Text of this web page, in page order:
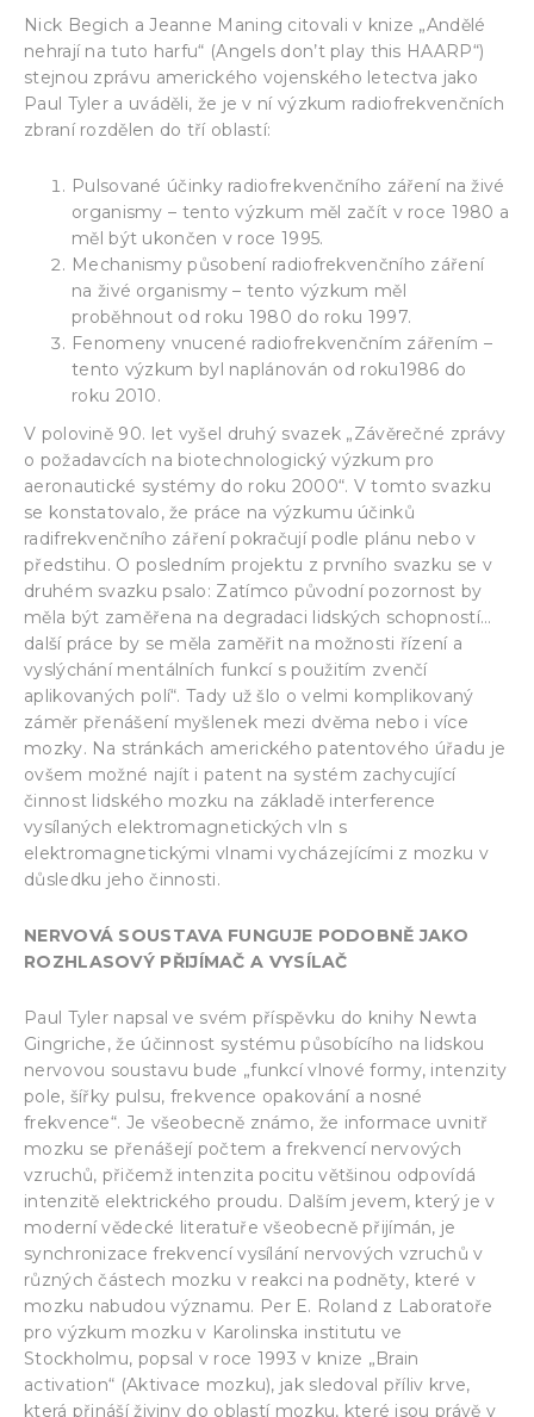
Nick Begich a Jeanne Maning citovali v knize „Andělé
nehrají na tuto harfu“ (Angels don’t play this HAARP“)
stejnou zprávu amerického vojenského letectva jako
Paul Tyler a uváděli, že je v ní výzkum radiofrekvenčních
zbraní rozdělen do tří oblastí:
Pulsované účinky radiofrekvenčního záření na živé
organismy – tento výzkum měl začít v roce 1980 a
měl být ukončen v roce 1995.
Mechanismy působení radiofrekvenčního záření
na živé organismy – tento výzkum měl
proběhnout od roku 1980 do roku 1997.
Fenomeny vnucené radiofrekvenčním zářením –
tento výzkum byl naplánován od roku1986 do
roku 2010.
V polovině 90. let vyšel druhý svazek „Závěrečné zprávy
o požadavcích na biotechnologický výzkum pro
aeronautické systémy do roku 2000“. V tomto svazku
se konstatovalo, že práce na výzkumu účinků
radifrekvenčního záření pokračují podle plánu nebo v
předstihu. O posledním projektu z prvního svazku se v
druhém svazku psalo: Zatímco původní pozornost by
měla být zaměřena na degradaci lidských schopností…
další práce by se měla zaměřit na možnosti řízení a
vyslýchání mentálních funkcí s použitím zvenčí
aplikovaných polí“. Tady už šlo o velmi komplikovaný
záměr přenášení myšlenek mezi dvěma nebo i více
mozky. Na stránkách amerického patentového úřadu je
ovšem možné najít i patent na systém zachycující
činnost lidského mozku na základě interference
vysílaných elektromagnetických vln s
elektromagnetickými vlnami vycházejícími z mozku v
důsledku jeho činnosti.
NERVOVÁ SOUSTAVA FUNGUJE PODOBNĚ JAKO
ROZHLASOVÝ PŘIJÍMAČ A VYSÍLAČ
Paul Tyler napsal ve svém příspěvku do knihy Newta
Gingriche, že účinnost systému působícího na lidskou
nervovou soustavu bude „funkcí vlnové formy, intenzity
pole, šířky pulsu, frekvence opakování a nosné
frekvence“. Je všeobecně známo, že informace uvnitř
mozku se přenášejí počtem a frekvencí nervových
vzruchů, přičemž intenzita pocitu většinou odpovídá
intenzitě elektrického proudu. Dalším jevem, který je v
moderní vědecké literatuře všeobecně přijímán, je
synchronizace frekvencí vysílání nervových vzruchů v
různých částech mozku v reakci na podněty, které v
mozku nabudou významu. Per E. Roland z Laboratoře
pro výzkum mozku v Karolinska institutu ve
Stockholmu, popsal v roce 1993 v knize „Brain
activation“ (Aktivace mozku), jak sledoval příliv krve,
která přináší živiny do oblastí mozku, které jsou právě v